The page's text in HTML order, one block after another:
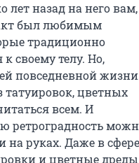
лет назад на него вам,
был любимым
традиционно
своему телу. Но,
повседневной
татуировок, цветных
всем. И
ретроградность
на руках. Даже в сфере
и цветные дреды